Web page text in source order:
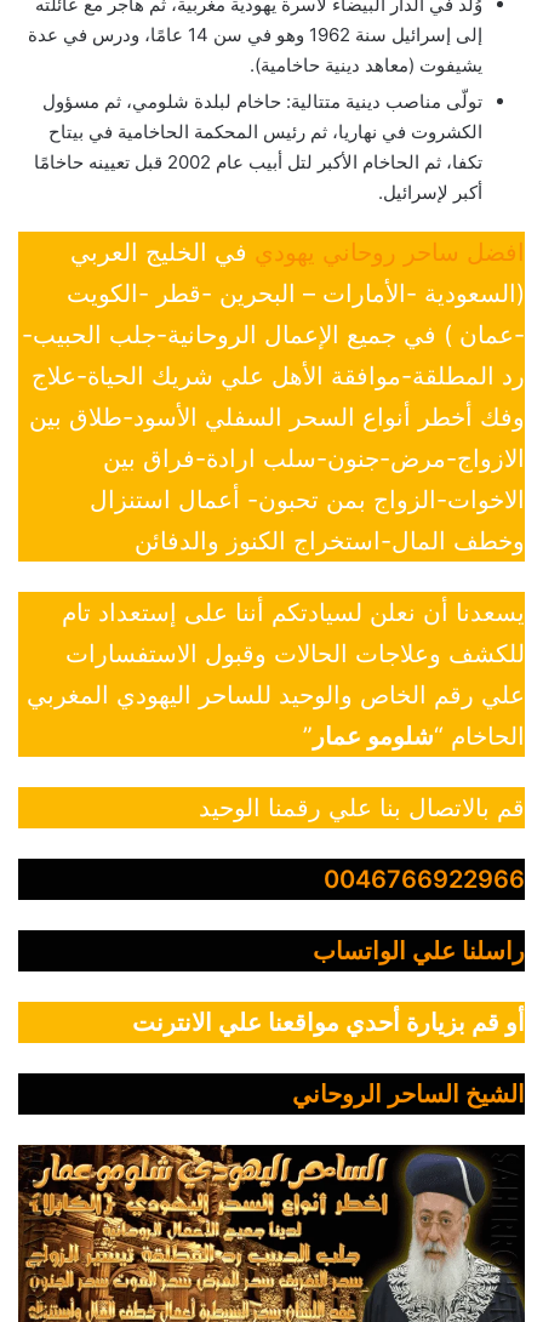
إلى إسرائيل سنة 1962 وهو في سن 14 عامًا، ودرس في عدة
يشيفوت (معاهد دينية حاخامية).
تولّى مناصب دينية متتالية: حاخام لبلدة شلومي، ثم مسؤول
الكشروت في نهاريا، ثم رئيس المحكمة الحاخامية في بيتاح
تكفا، ثم الحاخام الأكبر لتل أبيب عام 2002 قبل تعيينه حاخامًا
أكبر لإسرائيل.
افضل ساحر روحاني يهودي في الخليج العربي
(السعودية -الأمارات – البحرين -قطر -الكويت
-عمان ) في جميع الإعمال الروحانية-جلب الحبيب-
رد المطلقة-موافقة الأهل علي شريك الحياة-علاج
وفك أخطر أنواع السحر السفلي الأسود-طلاق بين
الازواج-مرض-جنون-سلب ارادة-فراق بين
الاخوات-الزواج بمن تحبون- أعمال استنزال
وخطف المال-استخراج الكنوز والدفائن
يسعدنا أن نعلن لسيادتكم أننا على إستعداد تام
للكشف وعلاجات الحالات وقبول الاستفسارات
علي رقم الخاص والوحيد للساحر اليهودي المغربي
الحاخام “شلومو عمار ”
قم بالاتصال بنا علي رقمنا الوحيد
0046766922966
راسلنا علي الواتساب
أو قم بزيارة أحدي مواقعنا علي الانترنت
الشيخ الساحر الروحاني